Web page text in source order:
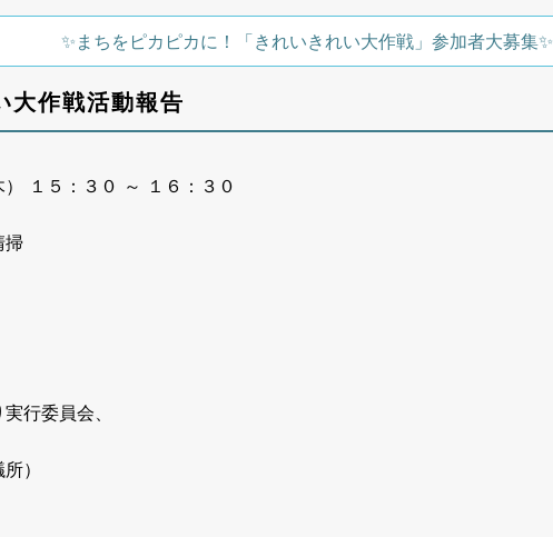
✨️まちをピカピカに！「きれいきれい大作戦」参加者大募集✨️
大作戦活動報告
１５：３０ ～ １６：３０
掃
行委員会、
）